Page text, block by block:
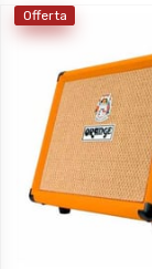
Offerta